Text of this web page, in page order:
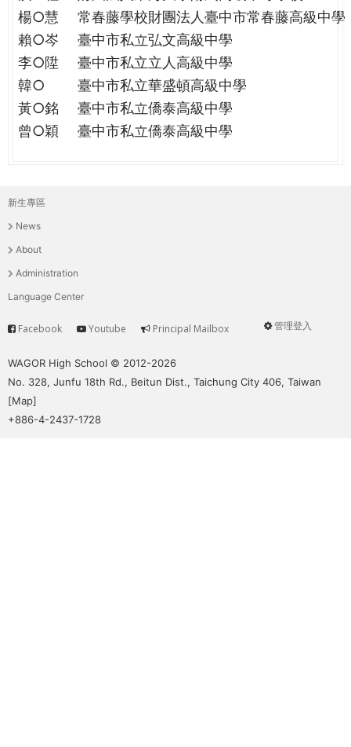
楊○慧
常春藤學校財團法人臺中市常春藤高級中學
賴○岑
臺中市私立弘文高級中學
李○陞
臺中市私立立人高級中學
韓○
臺中市私立華盛頓高級中學
黃○銘
臺中市私立僑泰高級中學
曾○穎
臺中市私立僑泰高級中學
主
選
單
新生專區
News
About
Administration
Language Center
User
管理登入
Service
Facebook Youtube Principal Mailbox
WAGOR High School © 2012-2026
No. 328, Junfu 18th Rd., Beitun Dist., Taichung City 406, Taiwan
[Map]
+886-4-2437-1728